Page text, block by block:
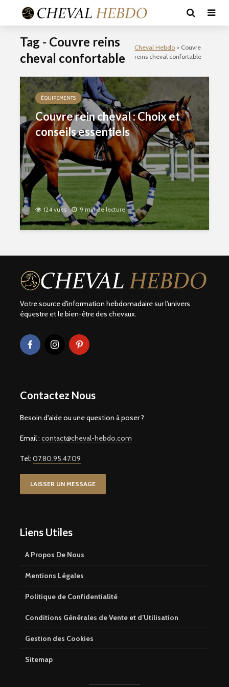
Tag - Couvre reins
cheval confortable
Cheval Hebdo > Couvre
reins cheval confortable
ÉQUIPEMENTS
Couvre rein cheval : Choix et
conseils essentiels
124 vues 9 min de lecture
Votre source d'information hebdomadaire sur l'univers
équestre et le bien-être des chevaux.
Contactez Nous
Besoin d'aide ou une question à poser ?
Email : contact@cheval-hebdo.com
Tel: 07.80.95.47.09
LAISSER UN MESSAGE
Liens Utiles
A Propos De Nous
Mentions Légales
Politique de Confidentialité
Conditions Générales de Vente et d’Utilisation
Gestion des Cookies
Sitemap